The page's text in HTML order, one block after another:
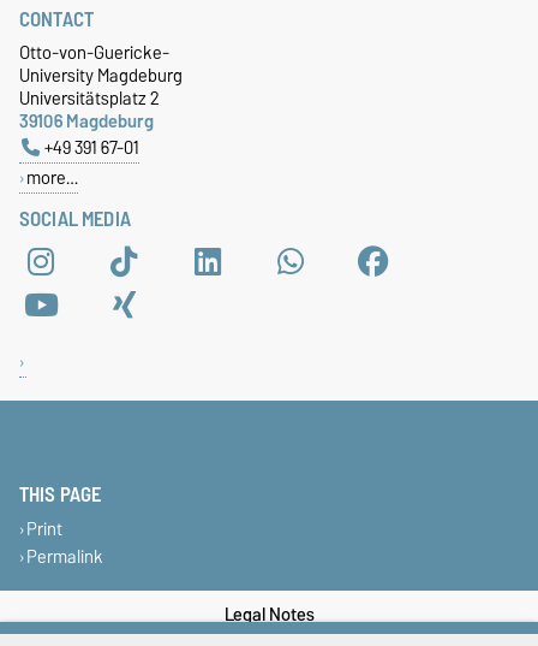
SOCIAL MEDIA
CONTACT
Otto-von-Guericke-
University Magdeburg
Universitätsplatz 2
39106 Magdeburg
+49 391 67-01
more…
THIS PAGE
Print
Permalink
Legal Notes